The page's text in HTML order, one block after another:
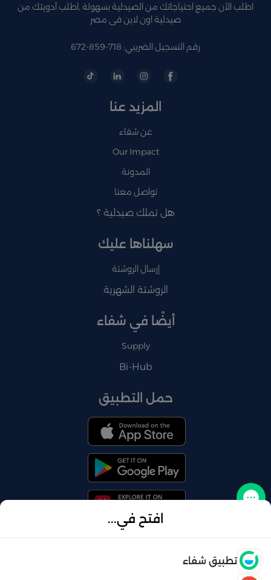
افتح في...
تطبيق شفاء
اطلب الآن جميع احتياجاتك من الصيدلية بسهولة ,اطلب أدويتك من
صيدلية اون لاين فى مصر
رقم التسجيل الضريبي: 718-859-672
المزيد عنا
عن شفاء
Our Impact
المدونة
تواصل معنا
هل تملك صيدلية ؟
سهلناها عليك
إرسال الروشتة
الروشتة الشهرية
أيضًا في شفاء
Supply
Bi-Hub
حمل التطبيق
© 2026 شفاء . كل الحقوق محفوظة
تواصل معنا